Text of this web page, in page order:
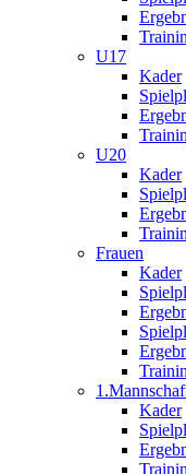
U17
Kader
U20
Kader
Frauen
Kader
Kader